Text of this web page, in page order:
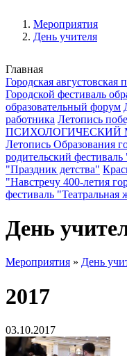
Мероприятия
День учителя
Главная
Городская августовская
Городской фестиваль
образовательный форум
работника Летопись
ПСИХОЛОГИЧЕСКИЙ
Летопись Образования
родительский
"Праздник детства"
"Навстречу 400-летия
фестиваль
День
Мероприятия » День
2017
03.10.2017